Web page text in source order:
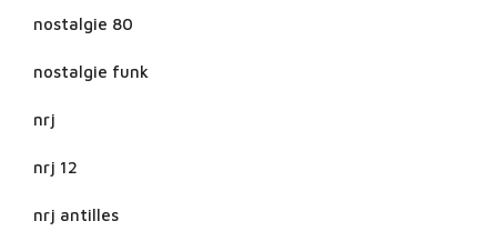
nostalgie 80
nostalgie funk
nrj
nrj 12
nrj antilles